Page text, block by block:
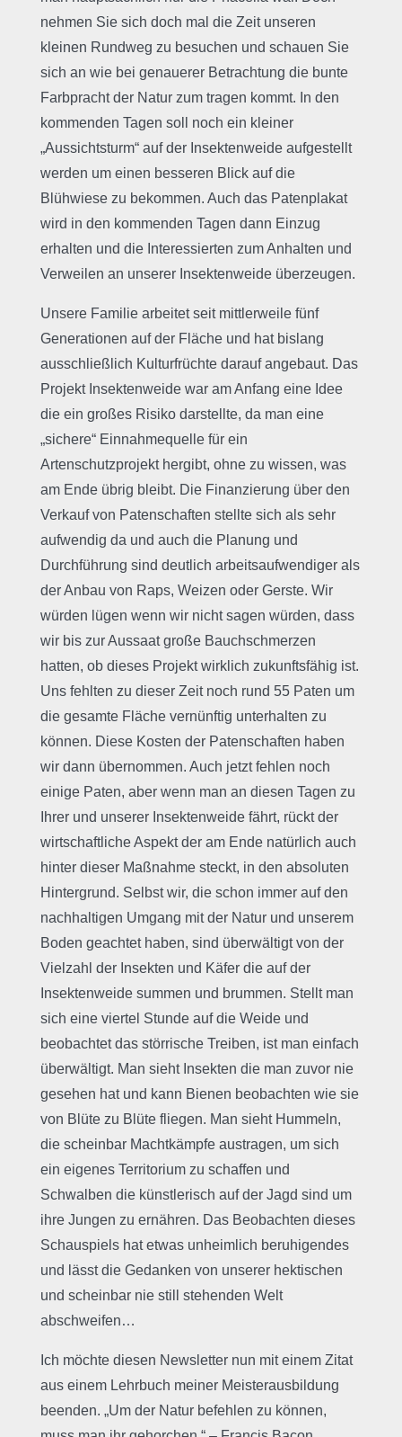
nehmen Sie sich doch mal die Zeit unseren
kleinen Rundweg zu besuchen und schauen Sie
sich an wie bei genauerer Betrachtung die bunte
Farbpracht der Natur zum tragen kommt. In den
kommenden Tagen soll noch ein kleiner
„Aussichtsturm“ auf der Insektenweide aufgestellt
werden um einen besseren Blick auf die
Blühwiese zu bekommen. Auch das Patenplakat
wird in den kommenden Tagen dann Einzug
erhalten und die Interessierten zum Anhalten und
Verweilen an unserer Insektenweide überzeugen.
Unsere Familie arbeitet seit mittlerweile fünf
Generationen auf der Fläche und hat bislang
ausschließlich Kulturfrüchte darauf angebaut. Das
Projekt Insektenweide war am Anfang eine Idee
die ein großes Risiko darstellte, da man eine
„sichere“ Einnahmequelle für ein
Artenschutzprojekt hergibt, ohne zu wissen, was
am Ende übrig bleibt. Die Finanzierung über den
Verkauf von Patenschaften stellte sich als sehr
aufwendig da und auch die Planung und
Durchführung sind deutlich arbeitsaufwendiger als
der Anbau von Raps, Weizen oder Gerste. Wir
würden lügen wenn wir nicht sagen würden, dass
wir bis zur Aussaat große Bauchschmerzen
hatten, ob dieses Projekt wirklich zukunftsfähig ist.
Uns fehlten zu dieser Zeit noch rund 55 Paten um
die gesamte Fläche vernünftig unterhalten zu
können. Diese Kosten der Patenschaften haben
wir dann übernommen. Auch jetzt fehlen noch
einige Paten, aber wenn man an diesen Tagen zu
Ihrer und unserer Insektenweide fährt, rückt der
wirtschaftliche Aspekt der am Ende natürlich auch
hinter dieser Maßnahme steckt, in den absoluten
Hintergrund. Selbst wir, die schon immer auf den
nachhaltigen Umgang mit der Natur und unserem
Boden geachtet haben, sind überwältigt von der
Vielzahl der Insekten und Käfer die auf der
Insektenweide summen und brummen. Stellt man
sich eine viertel Stunde auf die Weide und
beobachtet das störrische Treiben, ist man einfach
überwältigt. Man sieht Insekten die man zuvor nie
gesehen hat und kann Bienen beobachten wie sie
von Blüte zu Blüte fliegen. Man sieht Hummeln,
die scheinbar Machtkämpfe austragen, um sich
ein eigenes Territorium zu schaffen und
Schwalben die künstlerisch auf der Jagd sind um
ihre Jungen zu ernähren. Das Beobachten dieses
Schauspiels hat etwas unheimlich beruhigendes
und lässt die Gedanken von unserer hektischen
und scheinbar nie still stehenden Welt
abschweifen…
Ich möchte diesen Newsletter nun mit einem Zitat
aus einem Lehrbuch meiner Meisterausbildung
beenden. „Um der Natur befehlen zu können,